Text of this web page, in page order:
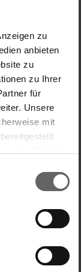
zu
anbieten
zu
zu Ihrer
für
Unsere
mit
nutzen.